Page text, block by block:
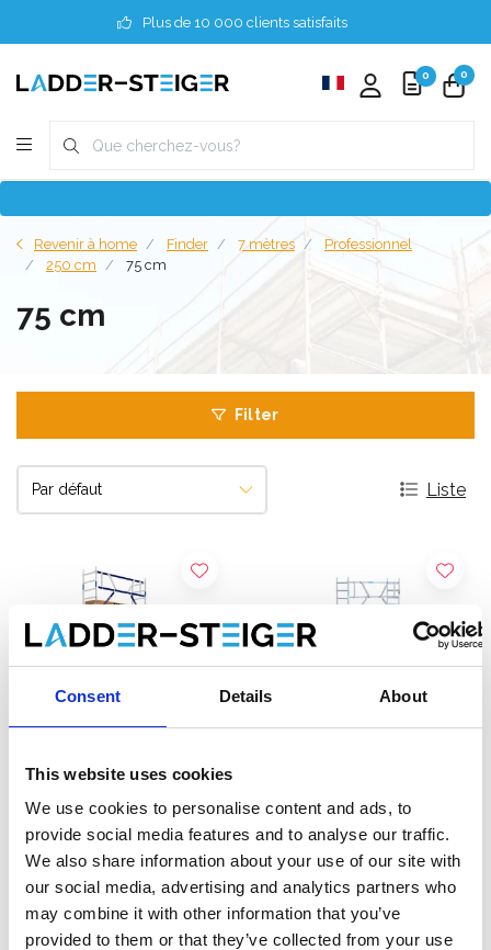
Consent Details About
This website uses cookies
We use cookies to personalise content and ads, to
provide social media features and to analyse our traffic.
We also share information about your use of our site with
our social media, advertising and analytics partners who
may combine it with other information that you’ve
provided to them or that they’ve collected from your use
Plus de 10 000 clients satisfaits
0 0
Revenir à home Finder 7 mètres
Professionnel
250 cm
75 cm
75 cm
Filter
Liste
Échafaudage roulant ASC
AGS Pro single 75 x 250 x
7,2 m hauteur travail
€2.269,00 €2.806,62
Échafaudage roulant
EuroScaffold Original
75x250 hauteur travail 7,2
m
€1.949,00 €2.119,00